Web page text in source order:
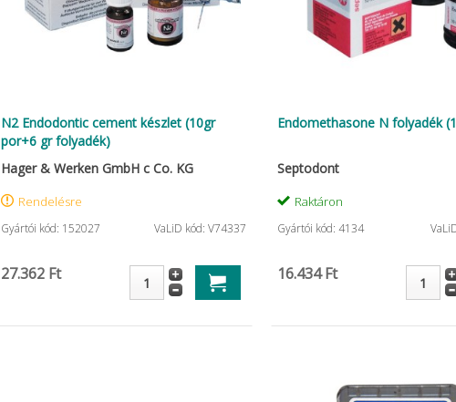
N2 Endodontic cement készlet (10gr
por+6 gr folyadék)
Hager & Werken GmbH c Co. KG
Rendelésre
Gyártói kód: 152027 VaLiD kód: V74337
27.362 Ft
Endomethasone N folyadék
Septodont
Raktáron
Gyártói kód: 4134
16.434 Ft